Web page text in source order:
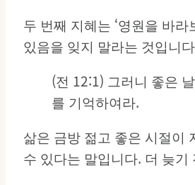
두 번째 지혜는 ‘영원을 바
있음을 잊지 말라는 것입니
(전 12:1) 그러니 좋은
를 기억하여라.
삶은 금방 젊고 좋은 시절이
수 있다는 말입니다. 더 늦